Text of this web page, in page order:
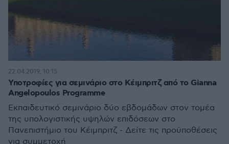
Υποτροφίες για σεμινάριο στο Κέιμπριτζ από το Gianna
Angelopoulos Programme
Εκπαιδευτικό σεμινάριο δύο εβδομάδων στον τομέα
της υπολογιστικής υψηλών επιδόσεων στο
Πανεπιστήμιο του Κέιμπριτζ - Δείτε τις προϋποθέσεις
για συμμετοχή
22.04.2019, 10:15